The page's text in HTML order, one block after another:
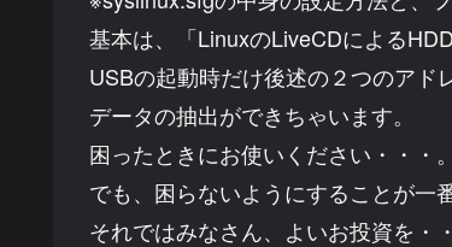
基本は、「LinuxのLiveCDによる
USBの起動時だけ後述の２つのアド
データの抽出ができちゃいます。
困ったときにお使いください・・・。
でも、困らないようにすることが一
それではみなさん、よいお投資を・